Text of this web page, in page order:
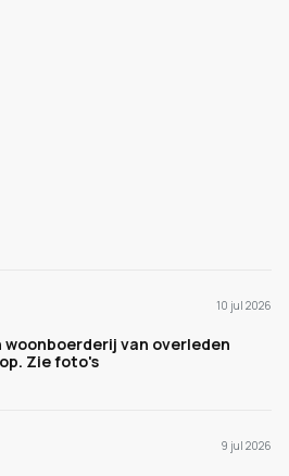
10 jul 2026
van overleden
Zie foto's
9 jul 2026